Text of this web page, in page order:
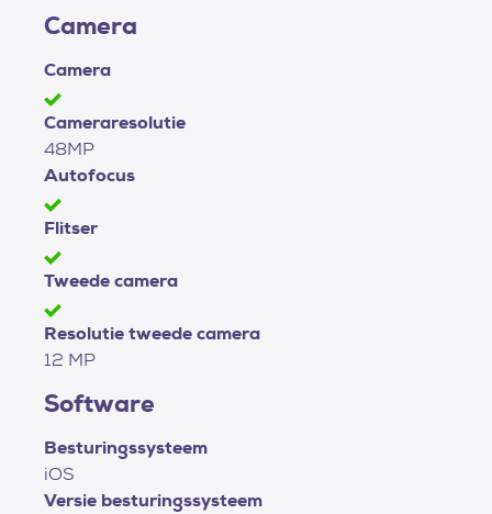
Camera
Camera
Cameraresolutie
48MP
Autofocus
Flitser
Tweede camera
Resolutie tweede camera
12 MP
Software
Besturingssysteem
iOS
Versie besturingssysteem